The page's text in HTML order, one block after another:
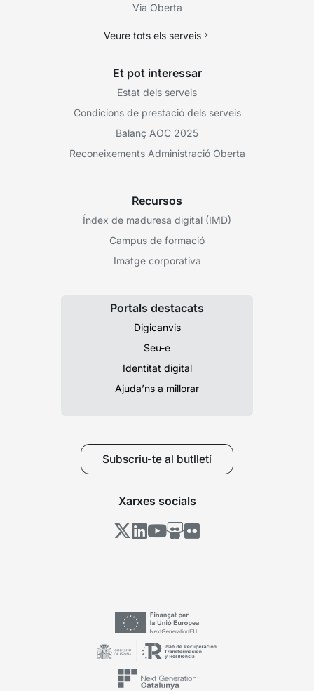
Via Oberta
Veure tots els serveis
Et pot interessar
Estat dels serveis
Condicions de prestació dels serveis
Balanç AOC 2025
Reconeixements Administració Oberta
Recursos
Índex de maduresa digital (IMD)
Campus de formació
Imatge corporativa
Portals destacats
Digicanvis
Seu-e
Identitat digital
Ajuda’ns a millorar
Subscriu-te al butlletí
Xarxes socials